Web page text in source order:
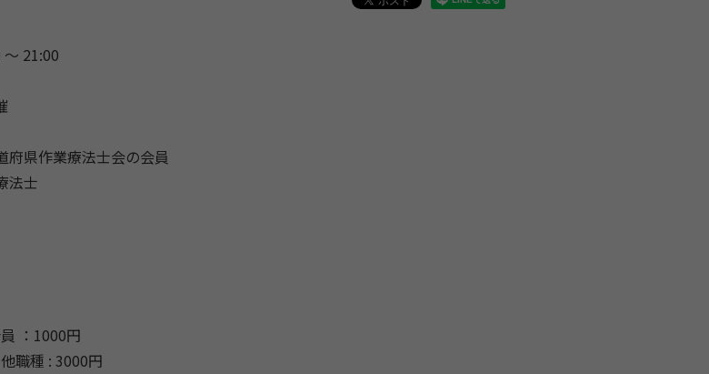
21:00
府県作業療法士会の会員
法士
：1000円
職種 : 3000円